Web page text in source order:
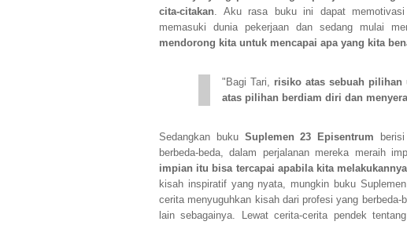
cita-citakan. Aku rasa buku ini dapat
memasuki dunia pekerjaan dan sedang mulai
mendorong kita untuk mencapai apa yang kita
"Bagi Tari, risiko atas sebuah
atas pilihan berdiam diri dan
Sedangkan buku Suplemen 23 Episentrum
berbeda-beda, dalam perjalanan mereka meraih
impian itu bisa tercapai apabila kita
kisah inspiratif yang nyata, mungkin buku
cerita menyuguhkan kisah dari profesi yang
lain sebagainya. Lewat cerita-cerita pendek